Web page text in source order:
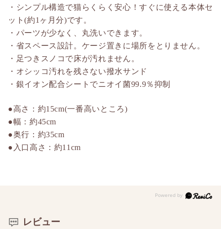
・シンプル構造で猫らくらく安心！すぐに使える本体セ
ット(約1ヶ月分)です。
・パーツが少なく、丸洗いできます。
・省スペース設計。ケージ置きに場所をとりません。
・足つきスノコで床が汚れません。
・オシッコ汚れを残さない撥水サンド
・銀イオン配合シートでニオイ菌99.9％抑制
●高さ：約15cm(一番高いところ)
●幅：約45cm
●奥行：約35cm
●入口高さ：約11cm
レビュー